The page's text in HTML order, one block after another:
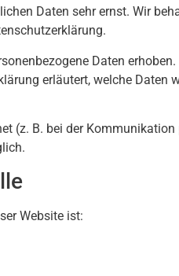
Daten sehr ernst. Wir
Daten
erläutert, welche
(z. B. bei der
Website ist: